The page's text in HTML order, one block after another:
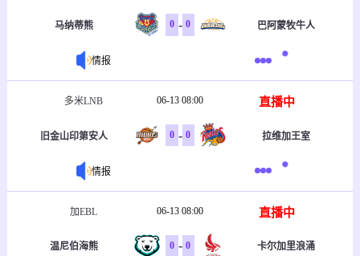
马纳蒂熊 0 - 0 巴阿蒙牧牛人
情报
多米LNB 06-13 08:00 直播中
旧金山印第安人 0 - 0 拉维加王室
情报
加EBL 06-13 08:00 直播中
温尼伯海熊 0 - 0 卡尔加里浪涌